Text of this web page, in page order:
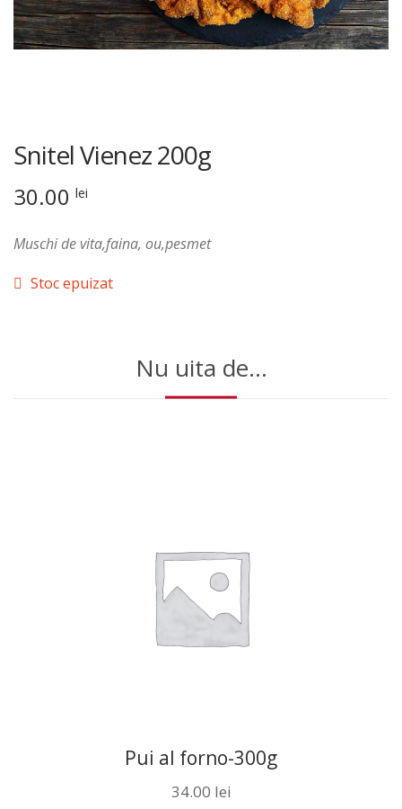
Snitel Vienez 200g
30.00 lei
Muschi de vita,faina, ou,pesmet
Stoc epuizat
Nu uita de...
Pui al forno-300g
34.00 lei